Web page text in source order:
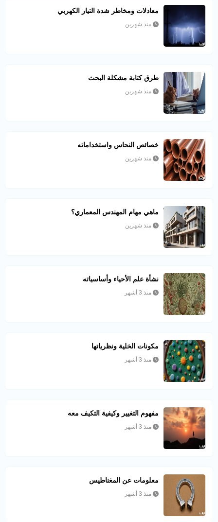
معادلات ومخاطر شدة التيار الكهربي
منذ شهرين
طرق كتابة مشكلة البحث
منذ شهرين
خصائص النحاس واستخداماته
منذ شهرين
ماهي مهام المهندس المعماري؟
منذ شهرين
نشأة علم الأحياء وأساسياته
منذ 3 أشهر
مكونات الخلية ونظرياتها
منذ 3 أشهر
مفهوم التغيير وكيفية التكيف معه
منذ 3 أشهر
معلومات عن المغناطيس
منذ 3 أشهر